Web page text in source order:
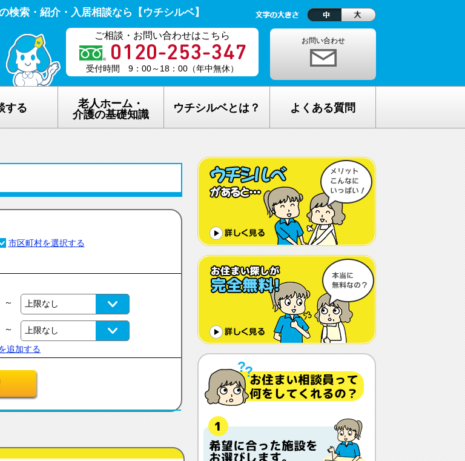
検索・紹介・入居相談なら【ウチシルベ】
ご相談・お問い合わせはこちら
受付時間 9：00～18：00（年中無休）
お問い合わせ
する
老人ホーム・
介護の基礎知識
在宅介護サービスについて
認知症について
生活保護について
ウチシルベとは？
老人ホーム探しが完全無料の理由
老人ホーム探し無料相談の流れ
ウチシルベのメリット
ウチシルベFC加盟について
よくある質問
老人ホームの種類が複雑でわからな
い・・
どんな人が入居しているの？
希望してもなかなか入れないのでは？
体調や病状が悪化しても最後まで住め
ますか？
認知症でも入れますか？
入居金が無料～何千万円と大きな差が
あるけど、どこが違うの？
入居するとどんな人がサービスをして
くれるの？
本当に相談無料？
～
～